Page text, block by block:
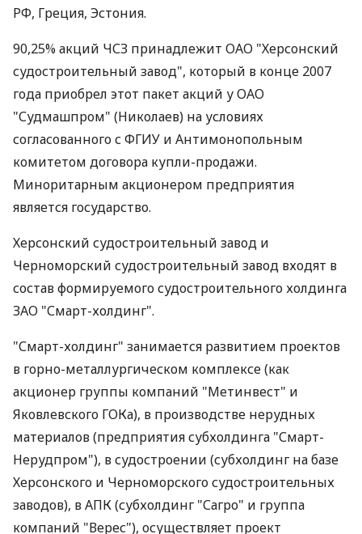
РФ, Греция, Эстония.
90,25% акций ЧСЗ принадлежит ОАО "Херсонский
судостроительный завод", который в конце 2007
года приобрел этот пакет акций у ОАО
"Судмашпром" (Николаев) на условиях
согласованного с ФГИУ и Антимонопольным
комитетом договора купли-продажи.
Миноритарным акционером предприятия
является государство.
Херсонский судостроительный завод и
Черноморский судостроительный завод входят в
состав формируемого судостроительного холдинга
ЗАО "Смарт-холдинг".
"Смарт-холдинг" занимается развитием проектов
в горно-металлургическом комплексе (как
акционер группы компаний "Метинвест" и
Яковлевского ГОКа), в производстве нерудных
материалов (предприятия субхолдинга "Смарт-
Нерудпром"), в судостроении (субхолдинг на базе
Херсонского и Черноморского судостроительных
заводов), в АПК (субхолдинг "Сагро" и группа
компаний "Верес"), осуществляет проект